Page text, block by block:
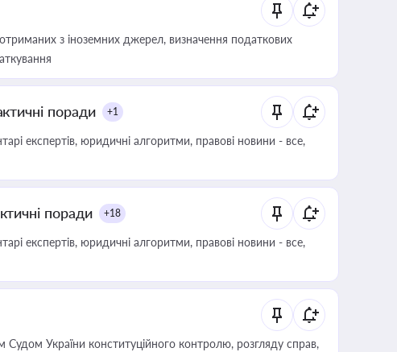
з іноземних джерел, визначення податкових
поради +1
експертів, юридичні алгоритми, правові новини - все,
поради +18
експертів, юридичні алгоритми, правові новини - все,
України конституційного контролю, розгляду справ,